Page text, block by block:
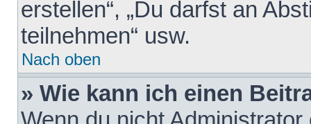
erstellen“, „Du darfst an
teilnehmen“ usw.
Nach oben
» Wie kann ich einen